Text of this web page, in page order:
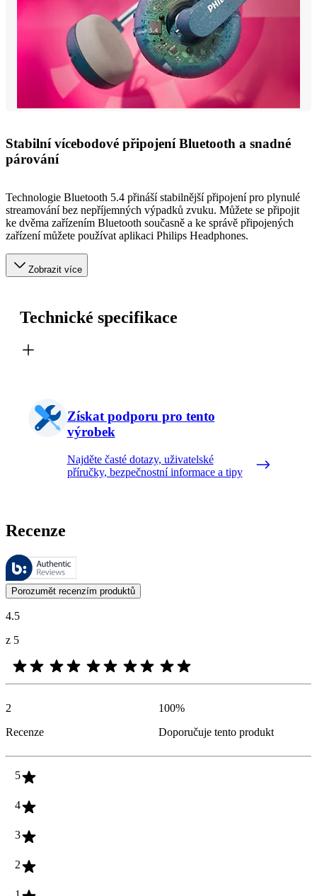
Stabilní vícebodové připojení Bluetooth a snadné
párování
Technologie Bluetooth 5.4 přináší stabilnější připojení pro plynulé
streamování bez nepříjemných výpadků zvuku. Můžete se připojit
ke dvěma zařízením Bluetooth současně a ke správě připojených
zařízení můžete používat aplikaci Philips Headphones.
Zobrazit více
Technické specifikace
Získat podporu pro tento
výrobek
Najděte časté dotazy, uživatelské
příručky, bezpečnostní informace a tipy
Recenze
Tyto recenze spravuje společnost Bazaarvoice a jsou v souladu se
Zákaznické názory ve formě hodnocení výrobků a hvězdiček jsou
Porozumět recenzím produktů
4.5
z 5
2
Recenze
100%
Doporučuje tento produkt
5
4
3
2